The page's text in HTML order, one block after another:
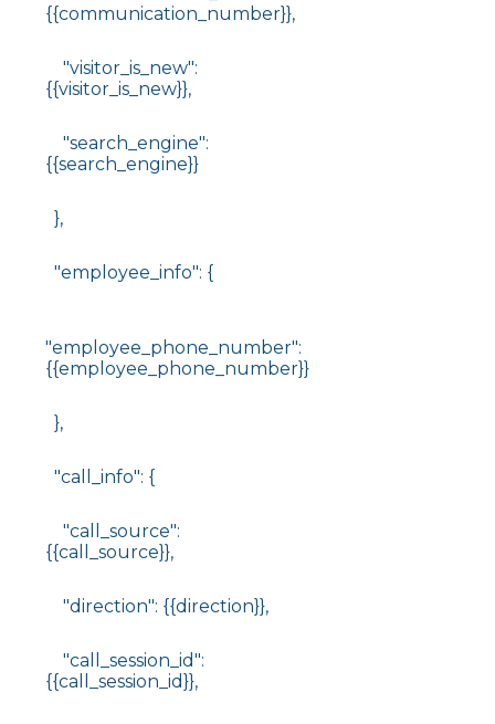
{{communication_number}},
"visitor_is_new":
{{visitor_is_new}},
"search_engine":
{{search_engine}}
},
"employee_info": {
"employee_phone_number":
{{employee_phone_number}}
},
"call_info": {
"call_source":
{{call_source}},
"direction": {{direction}},
"call_session_id":
{{call_session_id}},